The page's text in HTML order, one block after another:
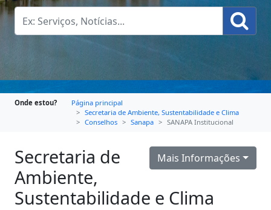
Onde estou?
Página principal
Secretaria de Ambiente, Sustentabilidade e Clima
Conselhos
Sanapa SANAPA Institucional
Mais Informações
Secretaria de
Ambiente,
Sustentabilidade e Clima